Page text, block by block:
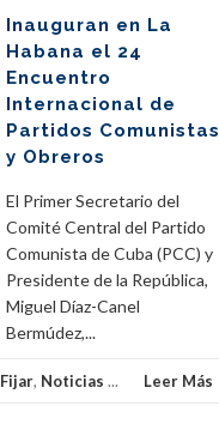
Inauguran en La
Habana el 24
Encuentro
Internacional de
Partidos Comunistas
y Obreros
El Primer Secretario del
Comité Central del Partido
Comunista de Cuba (PCC) y
Presidente de la República,
Miguel Díaz-Canel
Bermúdez,...
Fijar, Noticias ... Leer Más